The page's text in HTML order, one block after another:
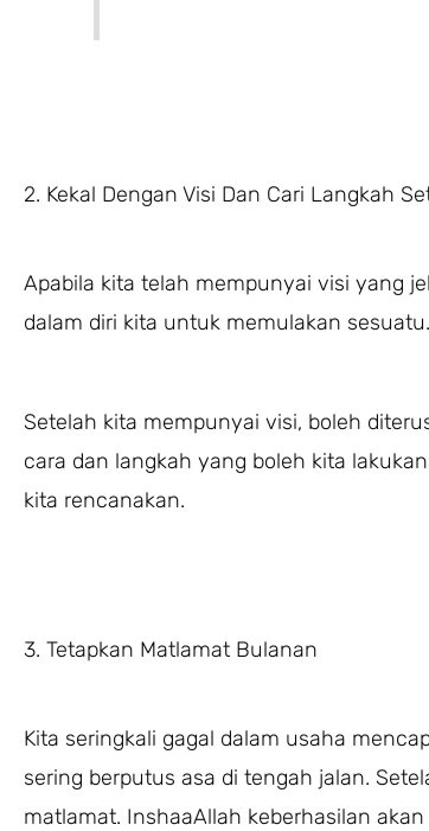
2. Kekal Dengan Visi Dan Cari Langkah
Apabila kita telah mempunyai visi yang
dalam diri kita untuk memulakan sesuatu.
Setelah kita mempunyai visi, boleh
cara dan langkah yang boleh kita
kita rencanakan.
3. Tetapkan Matlamat Bulanan
Kita seringkali gagal dalam usaha
sering berputus asa di tengah jalan.
matlamat. InshaaAllah keberhasilan